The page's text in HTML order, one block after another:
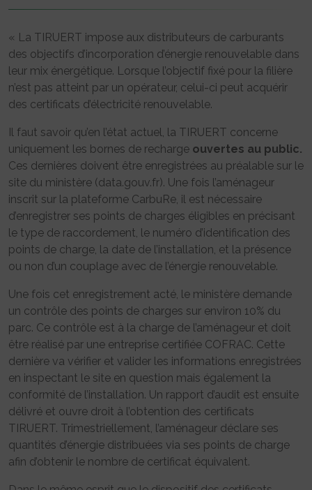
« La TIRUERT impose aux distributeurs de carburants
des objectifs d’incorporation d’énergie renouvelable dans
leur mix énergétique. Lorsque l’objectif fixé pour la filière
n’est pas atteint par un opérateur, celui-ci peut acquérir
des certificats d’électricité renouvelable.
Il faut savoir qu’en l’état actuel, la TIRUERT concerne
uniquement les bornes de recharge ouvertes au public.
Ces dernières doivent être enregistrées au préalable sur le
site du ministère (data.gouv.fr). Une fois l’aménageur
inscrit sur la plateforme CarbuRe, il est nécessaire
d’enregistrer ses points de charges éligibles en précisant
le type de raccordement, le numéro d’identification des
points de charge, la date de l’installation, et la présence
ou non d’un couplage avec de l’énergie renouvelable.
Une fois cet enregistrement acté, le ministère demande
un contrôle des points de charges sur environ 10% du
parc. Ce contrôle est à la charge de l’aménageur et doit
être réalisé par une entreprise certifiée COFRAC. Cette
dernière va vérifier et valider les informations enregistrées
en inspectant le site en question mais également la
conformité de l’installation. Un rapport d’audit est ensuite
délivré et ouvre droit à l’obtention des certificats
TIRUERT. Trimestriellement, l’aménageur déclare ses
quantités d’énergie distribuées via ses points de charge
afin d’obtenir le nombre de certificat équivalent.